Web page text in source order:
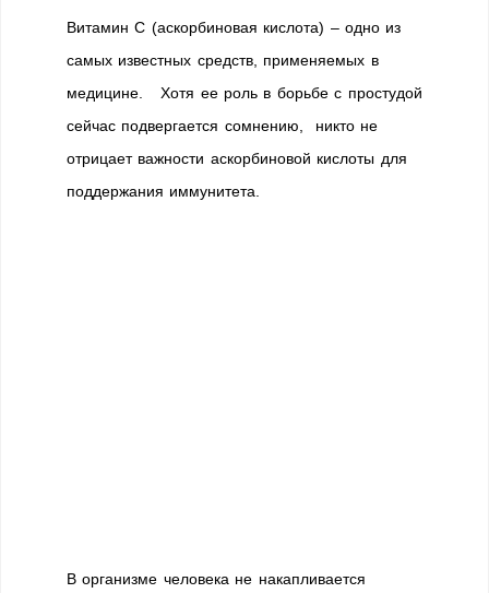
Витамин С (аскорбиновая кислота) – одно из
самых известных средств, применяемых в
медицине. Хотя ее роль в борьбе с простудой
сейчас подвергается сомнению, никто не
отрицает важности аскорбиновой кислоты для
поддержания иммунитета.
В организме человека не накапливается